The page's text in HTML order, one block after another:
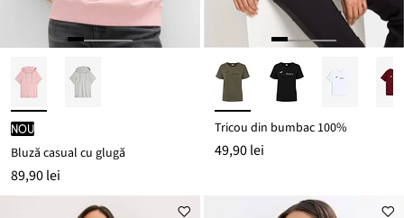
nou
Bluză casual cu glugă
89,90 lei
Tricou din bumbac 100%
49,90 lei